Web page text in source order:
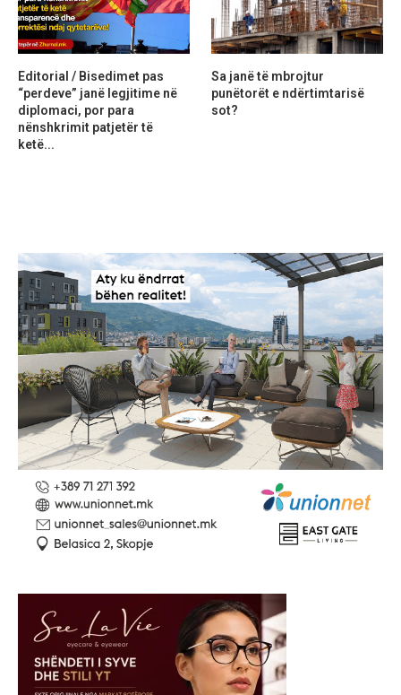
Editorial / Bisedimet pas
“perdeve” janë legjitime në
diplomaci, por para
nënshkrimit patjetër të
ketë...
Sa janë të mbrojtur
punëtorët e ndërtimtarisë
sot?